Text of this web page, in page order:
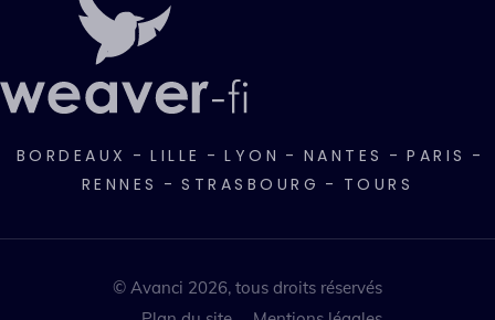
BORDEAUX - LILLE - LYON - NANTES - PARIS -
RENNES - STRASBOURG - TOURS
© Avanci 2026, tous droits réservés